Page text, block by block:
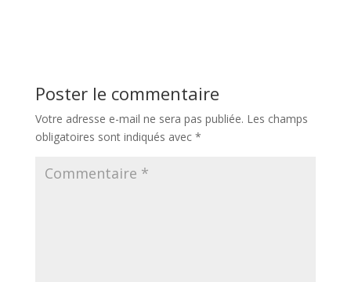
Poster le commentaire
Votre adresse e-mail ne sera pas publiée. Les champs
obligatoires sont indiqués avec *